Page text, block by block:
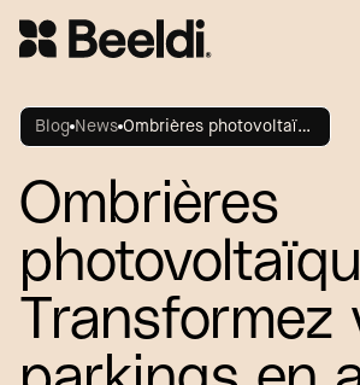
Blog News Ombrières photovoltaïques : Transformez vos parkings en atouts énergétiques et soyez conforme à la réglementation
Ombrières
Transformez